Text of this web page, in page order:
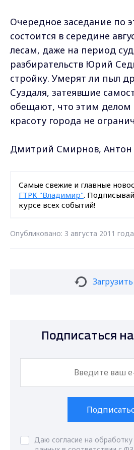
Очередное заседание по
состоится в середине
лесам, даже на период
разбирательств Юрий
стройку. Умерят ли пыл
Суздаля, затеявшие
обещают, что этим делом
красоту города не
Дмитрий Смирнов, Антон
Самые свежие и главные
ГТРК "Владимир".
курсе всех событий!
Опубликовано: 3 августа 2011 года
Подписаться
Даю согласие на